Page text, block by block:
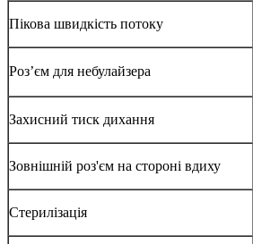
Пікова швидкість потоку
Роз’єм для небулайзера
Захисний тиск дихання
Зовнішній роз'єм на стороні вдиху
Стерилізація